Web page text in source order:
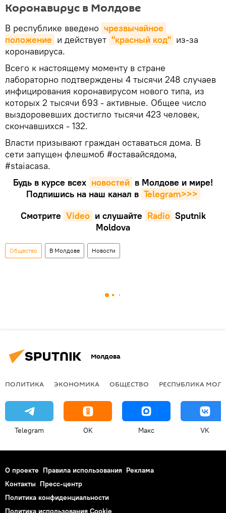
Коронавирус в Молдове
В республике введено чрезвычайное
положение и действует "красный код" из-за
коронавируса.
Всего к настоящему моменту в стране
лабораторно подтверждены 4 тысячи 248 случаев
инфицирования коронавирусом нового типа, из
которых 2 тысячи 693 - активные. Общее число
выздоровевших достигло тысячи 423 человек,
скончавшихся - 132.
Власти призывают граждан оставаться дома. В
сети запущен флешмоб #оставайсядома,
#staiacasa.
Будь в курсе всех новостей в Молдове и мире!
Подпишись на наш канал в Telegram>>>
Смотрите Video и слушайте Radio Sputnik
Moldova
Общество В Молдове Новости
Молдова
ПОЛИТИКА ЭКОНОМИКА ОБЩЕСТВО РЕСПУБЛИКА
Telegram OK Макс VK
О проекте Правила использования Реклама
Контакты Пресс-центр
Политика конфиденциальности
Политика использования Cookie